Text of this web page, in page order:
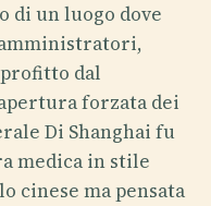
di un luogo dove
dal
forzata dei
Di Shanghai fu
medica in stile
cinese ma pensata